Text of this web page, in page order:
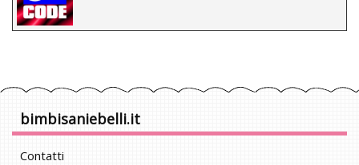
bimbisaniebelli.it
Contatti